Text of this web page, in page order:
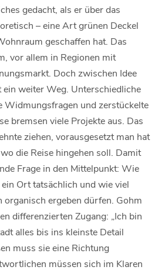
gedacht, als er über das
– eine Art grünen Deckel
geschaffen hat. Das
vor allem in Regionen mit
Doch zwischen Idee
weiter Weg. Unterschiedliche
Widmungsfragen und zerstückelte
bremsen viele Projekte aus. Das
ziehen, vorausgesetzt man hat
die Reise hingehen soll. Damit
Frage in den Mittelpunkt: Wie
Ort tatsächlich und wie viel
ergeben dürfen. Gohm
differenzierten Zugang: „Ich bin
alles bis ins kleinste Detail
muss sie eine Richtung
müssen sich im Klaren